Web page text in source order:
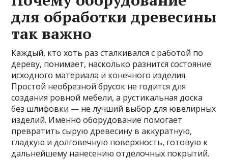
для обработки древесины
так важно
Каждый, кто хоть раз сталкивался с работой по
дереву, понимает, насколько разнится состояние
исходного материала и конечного изделия.
Простой необрезной брусок не годится для
создания ровной мебели, а рустикальная доска
без шлифовки — не лучший выбор для ювелирных
изделий. Именно оборудование помогает
превратить сырую древесину в аккуратную,
гладкую и долговечную поверхность, готовую к
дальнейшему нанесению отделочных покрытий.